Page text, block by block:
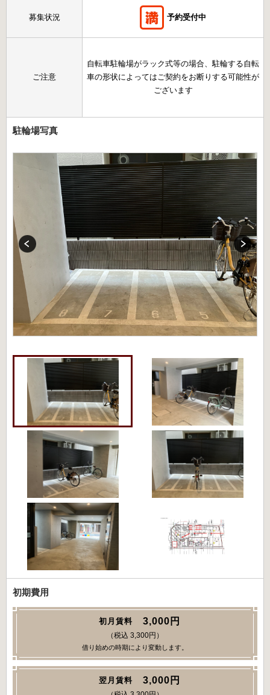
募集状況 予約受付中
ご注意
自転車駐輪場がラック式等の場合、駐輪する自転
車の形状によってはご契約をお断りする可能性が
ございます
駐輪場写真
初期費用
初月賃料 3,000円
（税込 3,300円）
借り始めの時期により変動します。
翌月賃料 3,000円